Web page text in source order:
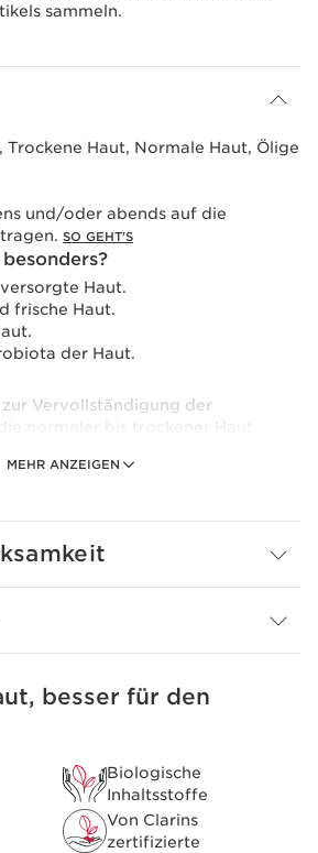
sammeln.
MEHR ANZEIGEN
Trockene Haut, Normale Haut, Ölige
und/oder abends auf die
SO GEHT'S
Haut.
frische Haut.
der Haut.
Vervollständigung der
normaler bis trockener Haut
Aloe vera- und Feige, die
um das Gleichgewicht der
und angenehme Gesichtslotion.
COMPLEX]
Safranblüte und marinem Präbiom
das Gleichgewicht der
Gesichtslotion, die die Haut frisch
besser für den
Biologische
Inhaltsstoffe
Von Clarins
zertifizierte